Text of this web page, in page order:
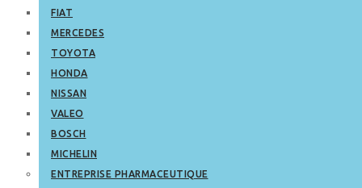
FIAT
MERCEDES
TOYOTA
HONDA
NISSAN
VALEO
BOSCH
MICHELIN
ENTREPRISE PHARMACEUTIQUE